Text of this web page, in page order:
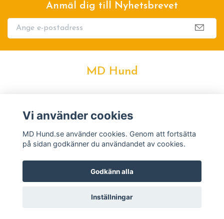
Anmäl dig till Nyhetsbrevet
MD Hund
Vi använder cookies
MD Hund.se använder cookies. Genom att fortsätta
på sidan godkänner du användandet av cookies.
Godkänn alla
Inställningar